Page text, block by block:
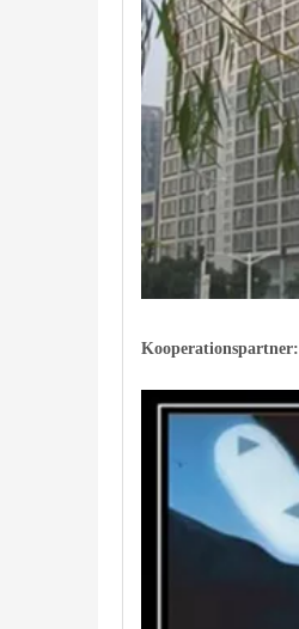
Kooperationspartner: